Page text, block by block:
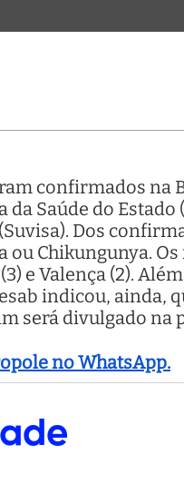
confirmados na
Saúde do Estado
Dos
ou Chikungunya.
e Valença (2).
indicou, ainda,
será divulgado na
no WhatsApp.